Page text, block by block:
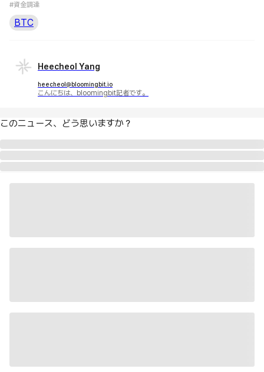
#資金調達
BTC
Heecheol Yang
heecheol@bloomingbit.io
こんにちは、bloomingbit記者です。
このニュース、どう思いますか？